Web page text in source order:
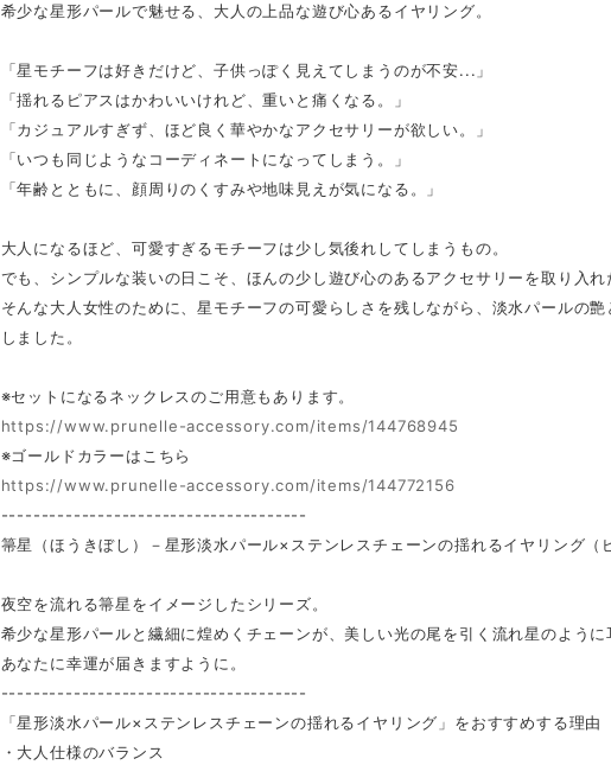
希少な星形パールで魅せる、大人の上品な遊び心あるイヤリング。
「星モチーフは好きだけど、子供っぽく見えてしまうのが不安...」
「揺れるピアスはかわいいけれど、重いと痛くなる。」
「カジュアルすぎず、ほど良く華やかなアクセサリーが欲しい。」
「いつも同じようなコーディネートになってしまう。」
「年齢とともに、顔周りのくすみや地味見えが気になる。」
大人になるほど、可愛すぎるモチーフは少し気後れしてしまうもの。
でも、シンプルな装いの日こそ、ほんの少し遊び心のあるアクセサリーを取り入
そんな大人女性のために、星モチーフの可愛らしさを残しながら、淡水パールの
しました。
※セットになるネックレスのご用意もあります。
https://www.prunelle-accessory.com/items/144768945
※ゴールドカラーはこちら
https://www.prunelle-accessory.com/items/144772156
--------------------------------------
箒星（ほうきぼし）－星形淡水パール×ステンレスチェーンの揺れるイヤリング（
夜空を流れる箒星をイメージしたシリーズ。
希少な星形パールと繊細に煌めくチェーンが、美しい光の尾を引く流れ星のように
あなたに幸運が届きますように。
--------------------------------------
「星形淡水パール×ステンレスチェーンの揺れるイヤリング」をおすすめする理由
・大人仕様のバランス